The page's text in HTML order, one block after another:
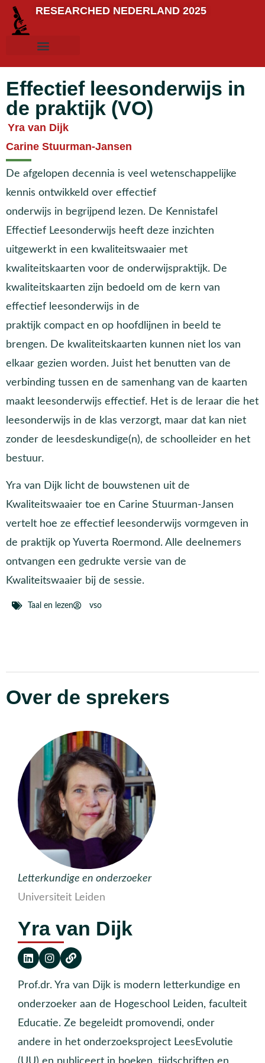
RESEARCHED NEDERLAND 2025
Effectief leesonderwijs in
de praktijk (VO)
Yra van Dijk
Carine Stuurman-Jansen
De afgelopen decennia is veel wetenschappelijke
kennis ontwikkeld over effectief
onderwijs in begrijpend lezen. De Kennistafel
Effectief Leesonderwijs heeft deze inzichten
uitgewerkt in een kwaliteitswaaier met
kwaliteitskaarten voor de onderwijspraktijk. De
kwaliteitskaarten zijn bedoeld om de kern van
effectief leesonderwijs in de
praktijk compact en op hoofdlijnen in beeld te
brengen. De kwaliteitskaarten kunnen niet los van
elkaar gezien worden. Juist het benutten van de
verbinding tussen en de samenhang van de kaarten
maakt leesonderwijs effectief. Het is de leraar die het
leesonderwijs in de klas verzorgt, maar dat kan niet
zonder de leesdeskundige(n), de schoolleider en het
bestuur.
Yra van Dijk licht de bouwstenen uit de
Kwaliteitswaaier toe en Carine Stuurman-Jansen
vertelt hoe ze effectief leesonderwijs vormgeven in
de praktijk op Yuverta Roermond. Alle deelnemers
ontvangen een gedrukte versie van de
Kwaliteitswaaier bij de sessie.
Taal en lezen vso
Over de sprekers
Letterkundige en onderzoeker
Universiteit Leiden
Yra van Dijk
Prof.dr. Yra van Dijk is modern letterkundige en
onderzoeker aan de Hogeschool Leiden, faculteit
Educatie. Ze begeleidt promovendi, onder
andere in het onderzoeksproject LeesEvolutie